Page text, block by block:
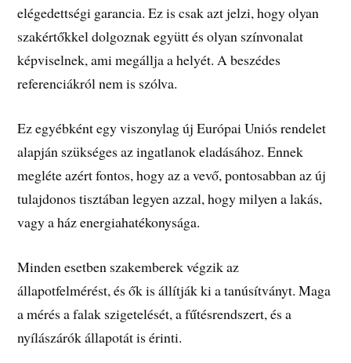
elégedettségi garancia. Ez is csak azt jelzi, hogy olyan
szakértőkkel dolgoznak együtt és olyan színvonalat
képviselnek, ami megállja a helyét. A beszédes
referenciákról nem is szólva.
Ez egyébként egy viszonylag új Európai Uniós rendelet
alapján szükséges az ingatlanok eladásához. Ennek
megléte azért fontos, hogy az a vevő, pontosabban az új
tulajdonos tisztában legyen azzal, hogy milyen a lakás,
vagy a ház energiahatékonysága.
Minden esetben szakemberek végzik az
állapotfelmérést, és ők is állítják ki a tanúsítványt. Maga
a mérés a falak szigetelését, a fűtésrendszert, és a
nyílászárók állapotát is érinti.